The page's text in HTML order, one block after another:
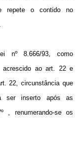
repete o contido no
nº 8.666/93, como
acrescido ao art. 22 e
22, circunstância que
ser inserto após as
, renumerando-se os